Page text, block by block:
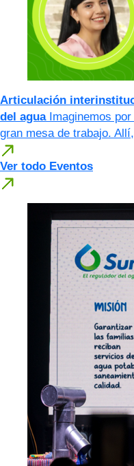
Articulación
del agua Imaginemos
gran mesa de trabajo.
Ver todo Eventos